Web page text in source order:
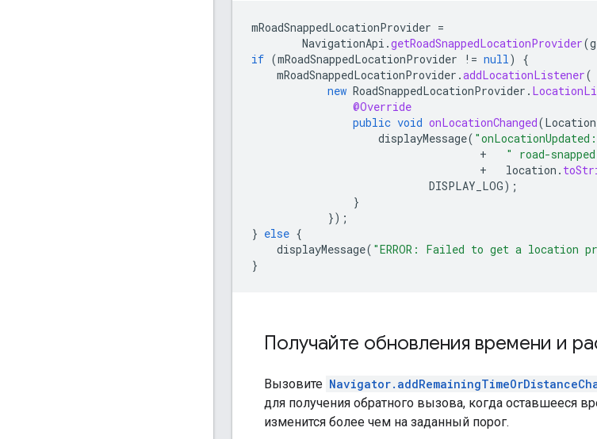
mRoadSnappedLocationProvider =
NavigationApi .getRoadSnappedLocationProvider(
if (mRoadSnappedLocationProvider != null)
{
mRoadSnappedLocationProvider .addLocationListener(
new RoadSnappedLocationProvider .
@Override
public void onLocationChanged(Location
displayMessage(
+
" road-
+
location .
DISPLAY_LOG);
}
});
} else {
displayMessage( "ERROR: Failed to get a location
}
Получайте обновления времени и
Вызовите
для получения обратного вызова, когда оставшееся
изменится более чем на заданный порог.